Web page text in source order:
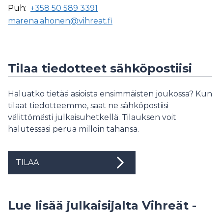
Puh: +358 50 589 3391
marena.ahonen@vihreat.fi
Tilaa tiedotteet sähköpostiisi
Haluatko tietää asioista ensimmäisten joukossa? Kun
tilaat tiedotteemme, saat ne sähköpostiisi
välittömästi julkaisuhetkellä. Tilauksen voit
halutessasi perua milloin tahansa.
TILAA
Lue lisää julkaisijalta Vihreät -